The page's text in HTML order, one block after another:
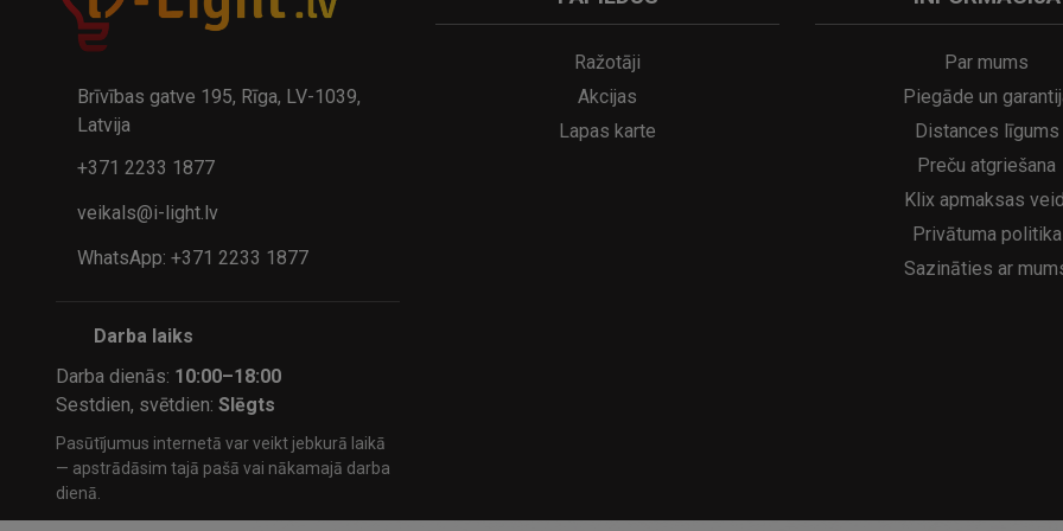
32.95€
A
kumulatora LED galda lampa SERINA Mini Ø80×200 mm..
29.95€ 21.95€
Brīvības gatve 195, Rīga, LV-1039,
Latvija
+371 2233 1877
veikals@i-light.lv
WhatsApp: +371 2233 1877
Darba laiks
Darba dienās: 10:00–18:00
Sestdien, svētdien:Slēgts
Pasūtījumus internetā var veikt jebkurā laikā
— apstrādāsim tajā pašā vai nākamajā darba
dienā.
Ražotāji
Akcijas
Lapas karte
Par mums
Piegāde un
Distances līgums
Preču atgriešana
Klix apmaksas
Privātuma politika
Sazināties ar